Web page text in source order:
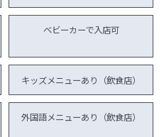
ベビーカーで入店可
キッズメニューあり（飲食店）
外国語メニューあり（飲食店）